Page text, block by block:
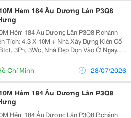
Hẻm 184 Âu Dương Lân P3Q8
Hẻm 184 Âu Dương Lân P3Q8 P.chánh
Tích: 4.3 X 10M + Nhà Xây Dựng Kiên Cố
3Pn, 3Wc, Nhà Đẹp Dọn Vào Ở Ngay. +
Nhà 3M, Thông Hẻm 154, Cách Mặt Tiền
Dân Cư Hiện Hữu, An Ninh, Thích Hợp...
Chí Minh 28/07/2026
Hẻm 184 Âu Dương Lân P3Q8
Hẻm 184 Âu Dương Lân P3Q8 P.chánh